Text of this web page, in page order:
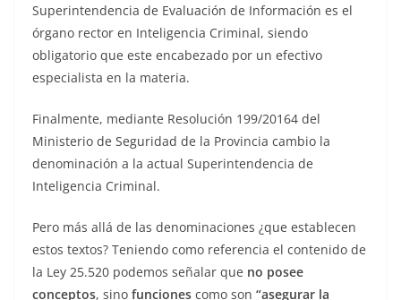
Superintendencia de Evaluación de Información es el
órgano rector en Inteligencia Criminal, siendo
obligatorio que este encabezado por un efectivo
especialista en la materia.
Finalmente, mediante Resolución 199/20164 del
Ministerio de Seguridad de la Provincia cambio la
denominación a la actual Superintendencia de
Inteligencia Criminal.
Pero más allá de las denominaciones ¿que establecen
estos textos? Teniendo como referencia el contenido de
la Ley 25.520 podemos señalar que no posee
conceptos, sino funciones como son “asegurar la